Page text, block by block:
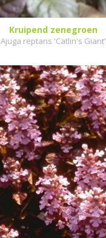
Kruipend zenegroen
Ajuga reptans 'Catlin's Giant'